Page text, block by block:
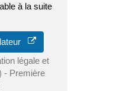
à la suite
légale et
- Première